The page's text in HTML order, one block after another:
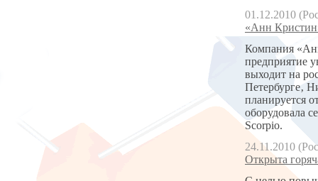
01.12.2010
«Анн
Компания
предприятие
выходит на
Петербурге‚
планируется
оборудовала
Scorpio.
24.11.2010
Открыта